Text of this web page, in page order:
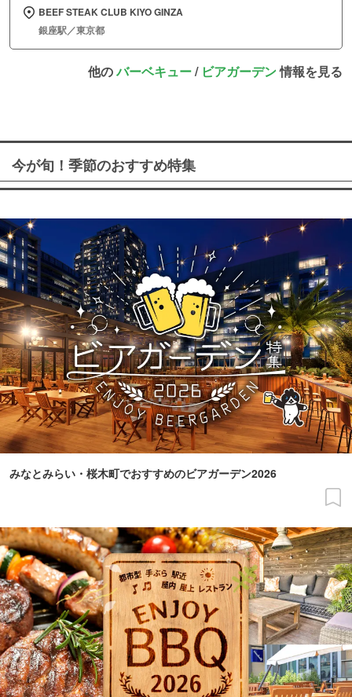
BEEF STEAK CLUB KIYO GINZA
銀座駅／東京都
他のバーベキュー/ ビアガーデン情報を見る
今が旬！季節のおすすめ特集
みなとみらい・桜木町でおすすめのビアガーデン2026